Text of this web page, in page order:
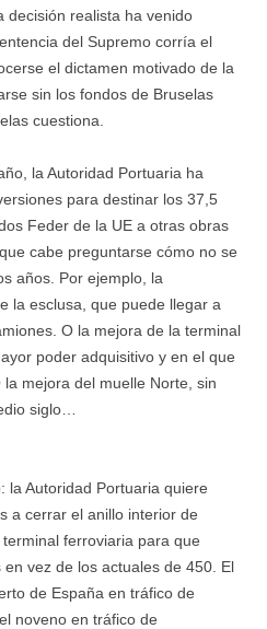
decisión realista ha venido
del Supremo corría el
el dictamen motivado de la
sin los fondos de Bruselas
cuestiona.
la Autoridad Portuaria ha
para destinar los 37,5
Feder de la UE a otras obras
cabe preguntarse cómo no se
años. Por ejemplo, la
la esclusa, que puede llegar a
O la mejora de la terminal
poder adquisitivo y en el que
mejora del muelle Norte, sin
siglo…
la Autoridad Portuaria quiere
a cerrar el anillo interior de
ferroviaria para que
vez de los actuales de 450. El
de España en tráfico de
noveno en tráfico de